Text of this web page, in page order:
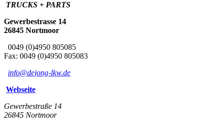
TRUCKS + PARTS
Gewerbestrasse 14
26845 Nortmoor
0049 (0)4950 805085
Fax: 0049 (0)4950 805083
info@dejong-lkw.de
Webseite
Gewerbestraße 14
26845 Nortmoor